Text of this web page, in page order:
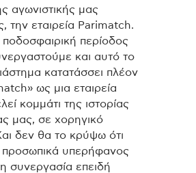
αγωνιστικής μας
την εταιρεία Parimatch.
ποδοσφαιρική περίοδος
και αυτό το
κατατάσσει πλέον
ως μια εταιρεία
κομμάτι της ιστορίας
μας, σε χορηγικό
δεν θα το κρύψω ότι
προσωπικά υπερήφανος
συνεργασία επειδή